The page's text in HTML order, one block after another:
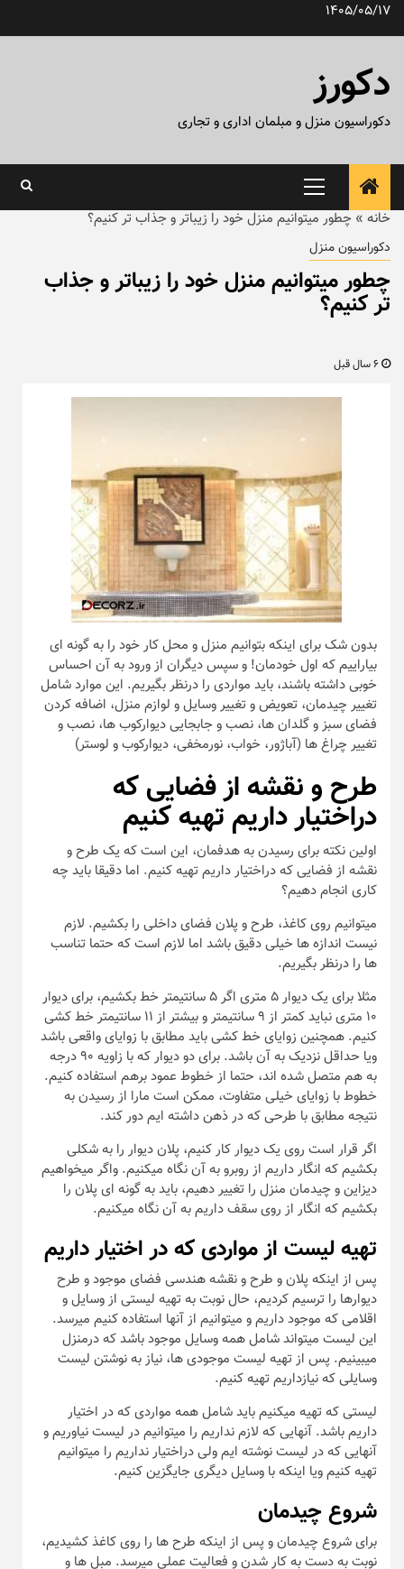
پرش1405/05/17
دکورز
دکوراسیون منزل و مبلمان اداری و تجاری
منوی
اصلی
خانه » چطور میتوانیم منزل خود را زیباتر و جذاب تر کنیم؟
دکوراسیون منزل
چطور میتوانیم منزل خود را زیباتر و جذاب
تر کنیم؟
بدون شک برای اینکه بتوانیم منزل و محل کار خود را به گونه ای
بیاراییم که اول خودمان! و سپس دیگران از ورود به آن احساس
خوبی داشته باشند، باید مواردی را درنظر بگیریم. این موارد شامل
تغییر چیدمان، تعویض و تغییر وسایل و لوازم منزل، اضافه کردن
فضای سبز و گلدان ها، نصب و جابجایی دیوارکوب ها، نصب و
تغییر چراغ ها (آباژور، خواب، نورمخفی، دیوارکوب و لوستر)
طرح و نقشه از فضایی که
دراختیار داریم تهیه کنیم
اولین نکته برای رسیدن به هدفمان، این است که یک طرح و
نقشه از فضایی که دراختیار داریم تهیه کنیم. اما دقیقا باید چه
کاری انجام دهیم؟
میتوانیم روی کاغذ، طرح و پلان فضای داخلی را بکشیم. لازم
نیست اندازه ها خیلی دقیق باشد اما لازم است که حتما تناسب
ها را درنظر بگیریم.
مثلا برای یک دیوار ۵ متری اگر ۵ سانتیمتر خط بکشیم، برای دیوار
۱۰ متری نباید کمتر از ۹ سانتیمتر و بیشتر از ۱۱ سانتیمتر خط کشی
کنیم. همچنین زوایای خط کشی باید مطابق با زوایای واقعی باشد
ویا حداقل نزدیک به آن باشد. برای دو دیوار که با زاویه ۹۰ درجه
به هم متصل شده اند، حتما از خطوط عمود برهم استفاده کنیم.
خطوط با زوایای خیلی متفاوت، ممکن است مارا از رسیدن به
نتیجه مطابق با طرحی که در ذهن داشته ایم دور کند.
اگر قرار است روی یک دیوار کار کنیم، پلان دیوار را به شکلی
بکشیم که انگار داریم از روبرو به آن نگاه میکنیم. واگر میخواهیم
دیزاین و چیدمان منزل را تغییر دهیم، باید به گونه ای پلان را
بکشیم که انگار از روی سقف داریم به آن نگاه میکنیم.
تهیه لیست از مواردی که در اختیار داریم
پس از اینکه پلان و طرح و نقشه هندسی فضای موجود و طرح
دیوارها را ترسیم کردیم، حال نوبت به تهیه لیستی از وسایل و
اقلامی که موجود داریم و میتوانیم از آنها استفاده کنیم میرسد.
این لیست میتواند شامل همه وسایل موجود باشد که درمنزل
میبینیم. پس از تهیه لیست موجودی ها، نیاز به نوشتن لیست
وسایلی که نیازداریم تهیه کنیم.
لیستی که تهیه میکنیم باید شامل همه مواردی که در اختیار
داریم باشد. آنهایی که لازم نداریم را میتوانیم در لیست نیاوریم و
آنهایی که در لیست نوشته ایم ولی دراختیار نداریم را میتوانیم
تهیه کنیم ویا اینکه با وسایل دیگری جایگزین کنیم.
شروع چیدمان
برای شروع چیدمان و پس از اینکه طرح ها را روی کاغذ کشیدیم،
نوبت به دست به کار شدن و فعالیت عملی میرسد. مبل ها و